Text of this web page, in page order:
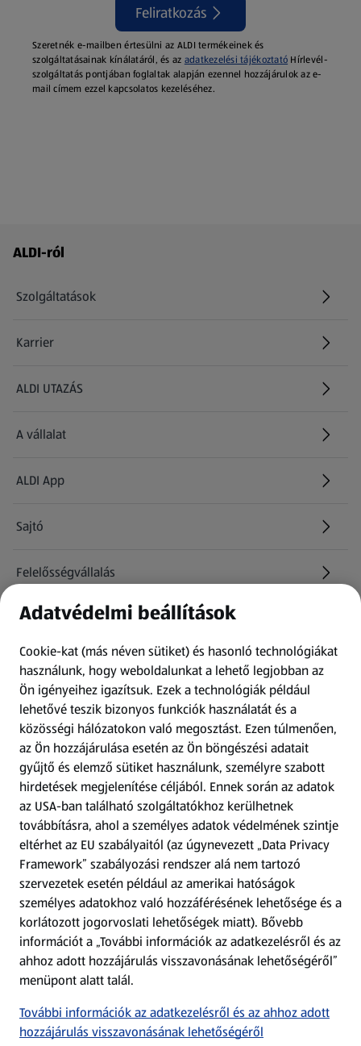
Feliratkozás
Szeretnék e-mailben értesülni az ALDI termékeinek és
szolgáltatásainak kínálatáról, és az adatkezelési tájékoztató Hírlevél-
szolgáltatás pontjában foglaltak alapján ezennel hozzájárulok az e-
mail címem ezzel kapcsolatos kezeléséhez.
Láblécmenü - további linkek
ALDI-ról
Szolgáltatások
Karrier
(új oldalon nyílik meg)
ALDI UTAZÁS
(új oldalon nyílik meg)
A vállalat
ALDI App
Sajtó
Felelősségvállalás
Információk
Kérdőív
Fizetési lehetőségek
ALDI utalványok
Árcsökkentés
Adattörlő alkalmazás
Szervizpont
(új oldalon nyílik meg)
Fedezz fel minket az interneten!
Töltsd le az ALDI Magyarország applikációt!
Adatvédelmi beállítások
Cookie-kat (más néven sütiket) és hasonló technológiákat
használunk, hogy weboldalunkat a lehető legjobban az
Ön igényeihez igazítsuk. Ezek a technológiák például
lehetővé teszik bizonyos funkciók használatát és a
közösségi hálózatokon való megosztást. Ezen túlmenően,
az Ön hozzájárulása esetén az Ön böngészési adatait
gyűjtő és elemző sütiket használunk, személyre szabott
hirdetések megjelenítése céljából. Ennek során az adatok
az USA-ban található szolgáltatókhoz kerülhetnek
továbbításra, ahol a személyes adatok védelmének szintje
eltérhet az EU szabályaitól (az úgynevezett „Data Privacy
Framework” szabályozási rendszer alá nem tartozó
szervezetek esetén például az amerikai hatóságok
személyes adatokhoz való hozzáférésének lehetősége és a
korlátozott jogorvoslati lehetőségek miatt). Bővebb
információt a „További információk az adatkezelésről és az
ahhoz adott hozzájárulás visszavonásának lehetőségéről”
menüpont alatt talál.
További információk az adatkezelésről és az ahhoz adott
hozzájárulás visszavonásának lehetőségéről